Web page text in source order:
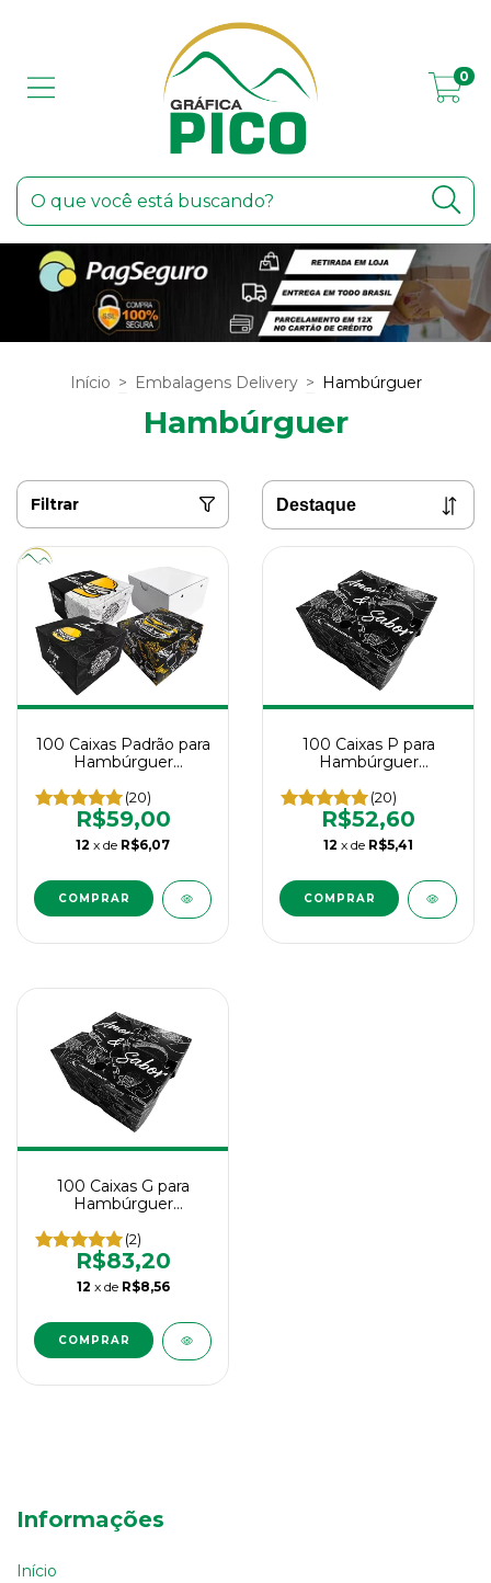
0
Início > Embalagens Delivery > Hambúrguer
Hambúrguer
Filtrar
100 Caixas Padrão para
Hambúrguer
Tamanho Padrão
(20)
R$59,00
12 x de R$6,07
COMPRAR
100 Caixas P para
Hambúrguer
Tamanho Pequeno
(20)
R$52,60
12 x de R$5,41
100 Caixas G para
Hambúrguer
Tamanho Grande
(2)
R$83,20
12 x de R$8,56
Informações
Início